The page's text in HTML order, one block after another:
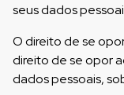
seus dados
O direito de se
direito de se opor
dados pessoais,